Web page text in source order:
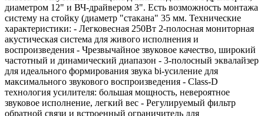
диаметром 12" и ВЧ-драйвером 3". Есть возможность монтажа
систему на стойку (диаметр "стакана" 35 мм. Технические
характеристики: - Легковесная 250Вт 2-полосная мониторная
акустическая система для живого исполнения и
воспроизведения - Чрезвычайное звуковое качество, широкий
частотный и динамический диапазон - 3-полосный эквалайзер
для идеального формирования звука bi-усиление для
максимального звукового воспроизведения - Class-D
технология усилителя: большая мощность, невероятное
звуковое исполнение, легкий вес - Регулируемый фильтр
обратной связи и встроенный ограничитель для